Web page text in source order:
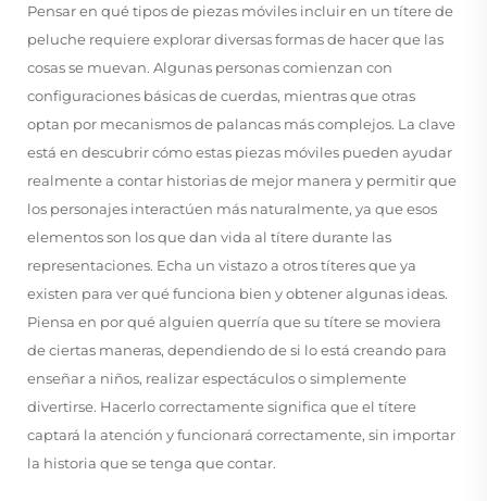
Pensar en qué tipos de piezas móviles incluir en un títere de
peluche requiere explorar diversas formas de hacer que las
cosas se muevan. Algunas personas comienzan con
configuraciones básicas de cuerdas, mientras que otras
optan por mecanismos de palancas más complejos. La clave
está en descubrir cómo estas piezas móviles pueden ayudar
realmente a contar historias de mejor manera y permitir que
los personajes interactúen más naturalmente, ya que esos
elementos son los que dan vida al títere durante las
representaciones. Echa un vistazo a otros títeres que ya
existen para ver qué funciona bien y obtener algunas ideas.
Piensa en por qué alguien querría que su títere se moviera
de ciertas maneras, dependiendo de si lo está creando para
enseñar a niños, realizar espectáculos o simplemente
divertirse. Hacerlo correctamente significa que el títere
captará la atención y funcionará correctamente, sin importar
la historia que se tenga que contar.